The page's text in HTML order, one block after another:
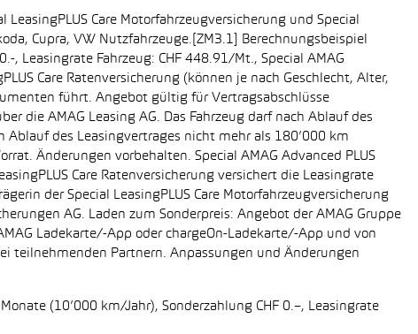
Care Motorfahrzeugversicherung und Special
Cupra, VW Nutzfahrzeuge.[ZM3.1] Berechnungsbeispiel
, Leasingrate Fahrzeug: CHF 448.91/Mt., Special AMAG
Care Ratenversicherung (können je nach Geschlecht, Alter,
führt. Angebot gültig für Vertragsabschlüsse
die AMAG Leasing AG. Das Fahrzeug darf nach Ablauf des
des Leasingvertrages nicht mehr als 180’000 km
Änderungen vorbehalten. Special AMAG Advanced PLUS
Care Ratenversicherung versichert die Leasingrate
der Special LeasingPLUS Care Motorfahrzeugversicherung
AG. Laden zum Sonderpreis: Angebot der AMAG Gruppe
Ladekarte/-App oder chargeOn-Ladekarte/-App und von
teilnehmenden Partnern. Anpassungen und Änderungen
(10’000 km/Jahr), Sonderzahlung CHF 0.–, Leasingrate